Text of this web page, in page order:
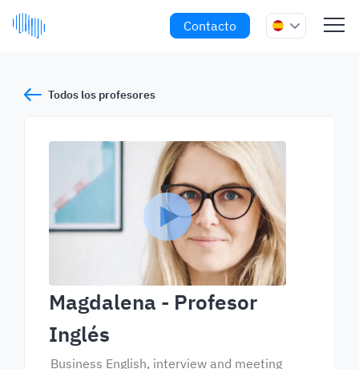
Contacto
Todos los profesores
Magdalena - Profesor
Inglés
Business English, interview and meeting